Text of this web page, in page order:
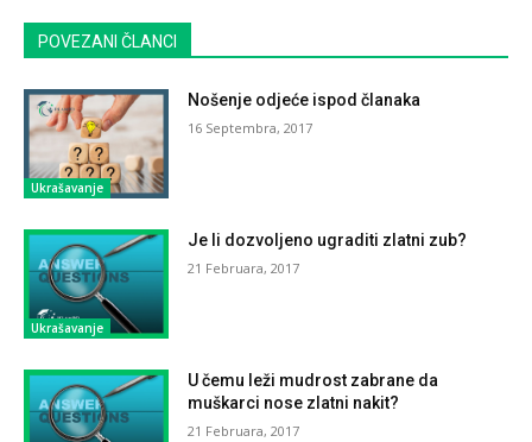
POVEZANI ČLANCI
Ukrašavanje
Nošenje odjeće ispod članaka
16 Septembra, 2017
Ukrašavanje
Je li dozvoljeno ugraditi zlatni zub?
21 Februara, 2017
U čemu leži mudrost zabrane da
muškarci nose zlatni nakit?
21 Februara, 2017